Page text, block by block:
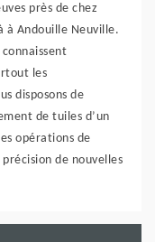
près de chez
à Andouille Neuville.
les
disposons de
de tuiles d’un
opérations de
de nouvelles